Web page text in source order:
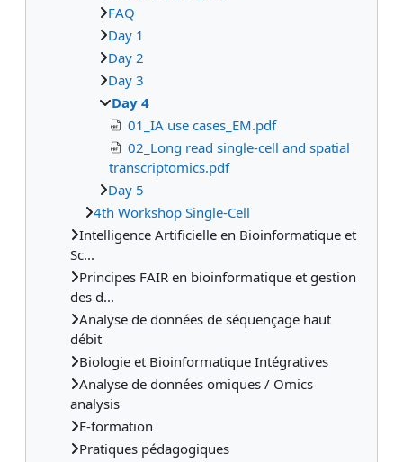
FAQ
Day 1
Day 2
Day 3
Day 4
01_IA use cases_EM.pdf
02_Long read single-cell and spatial
transcriptomics.pdf
Day 5
4th Workshop Single-Cell
Intelligence Artificielle en Bioinformatique et
Sc...
Principes FAIR en bioinformatique et gestion
des d...
Analyse de données de séquençage haut
débit
Biologie et Bioinformatique Intégratives
Analyse de données omiques / Omics
analysis
E-formation
Pratiques pédagogiques